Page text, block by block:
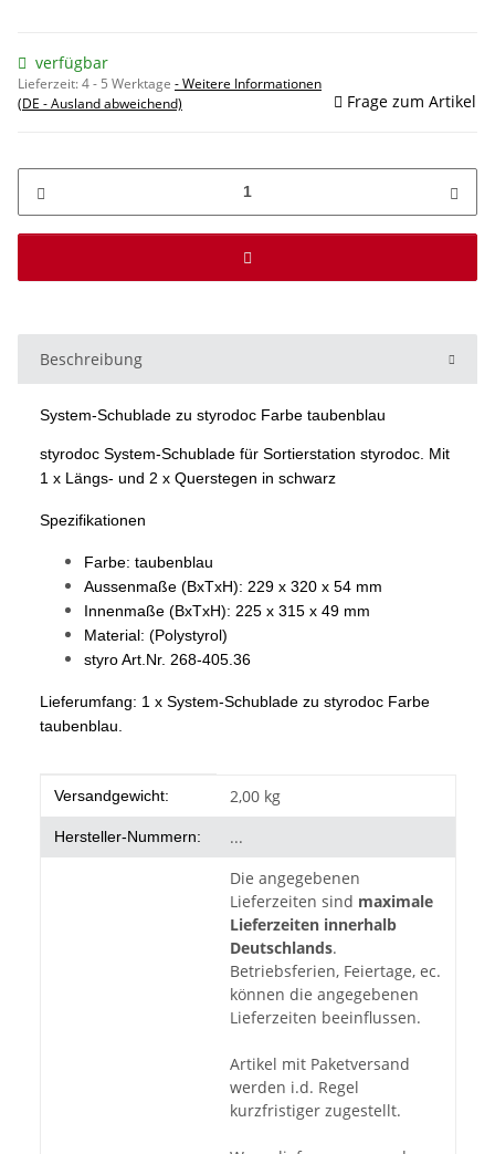
verfügbar
Lieferzeit:4 - 5 Werktage - Weitere Informationen
(DE - Ausland abweichend)
Frage zum Artikel
Beschreibung
System-Schublade zu styrodoc Farbe taubenblau
styrodoc System-Schublade für Sortierstation styrodoc. Mit
1 x Längs- und 2 x Querstegen in schwarz
Spezifikationen
Farbe: taubenblau
Aussenmaße (BxTxH): 229 x 320 x 54 mm
Innenmaße (BxTxH): 225 x 315 x 49 mm
Material: (Polystyrol)
styro Art.Nr. 268-405.36
Lieferumfang: 1 x System-Schublade zu styrodoc Farbe
taubenblau.
Produkteigenschaft
Wert
Versandgewicht: 2,00 kg
Hersteller-Nummern:
...
Die angegebenen
Lieferzeiten sind maximale
Lieferzeiten innerhalb
Deutschlands.
Betriebsferien, Feiertage, ec.
können die angegebenen
Lieferzeiten beeinflussen.
Artikel mit Paketversand
werden i.d. Regel
kurzfristiger zugestellt.